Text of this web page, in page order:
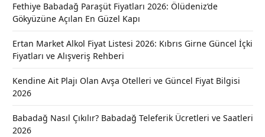
Fethiye Babadağ Paraşüt Fiyatları 2026: Ölüdeniz’de
Gökyüzüne Açılan En Güzel Kapı
Ertan Market Alkol Fiyat Listesi 2026: Kıbrıs Girne Güncel İçki
Fiyatları ve Alışveriş Rehberi
Kendine Ait Plajı Olan Avşa Otelleri ve Güncel Fiyat Bilgisi
2026
Babadağ Nasıl Çıkılır? Babadağ Teleferik Ücretleri ve Saatleri
2026